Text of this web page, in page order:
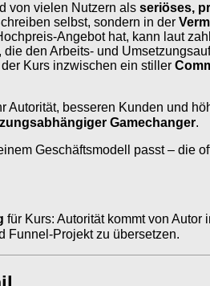
von vielen Nutzern als seriöses,
selbst, sondern in der
Angebot hat, kann laut
den Arbeits- und
Kurs inzwischen ein stiller
Autorität, besseren Kunden und
Gamechanger.
Geschäftsmodell passt – die
für Kurs: Autorität kommt von Autor
Funnel-Projekt zu übersetzen.